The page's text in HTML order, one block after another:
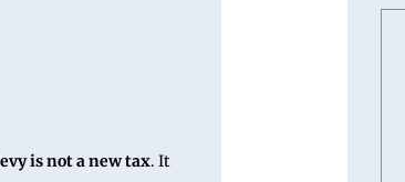
is not a new tax. It